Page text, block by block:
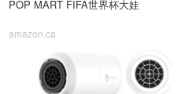
POP MART FIFA世界杯大娃
amazon.ca